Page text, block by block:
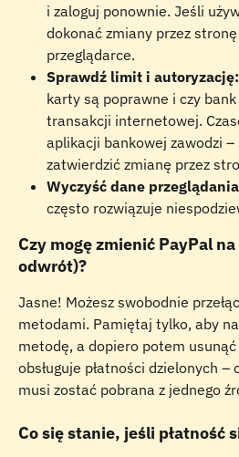
i zaloguj ponownie. Jeśli
dokonać zmiany przez
przeglądarce.
Sprawdź limit i autoryzację:
karty są poprawne i czy
transakcji internetowej.
aplikacji bankowej zawodzi
zatwierdzić zmianę przez
Wyczyść dane
często rozwiązuje
Czy mogę zmienić PayPal
odwrót)?
Jasne! Możesz swobodnie
metodami. Pamiętaj tylko, aby
metodę, a dopiero potem
obsługuje płatności dzielonych –
musi zostać pobrana z jednego
Co się stanie, jeśli płatność